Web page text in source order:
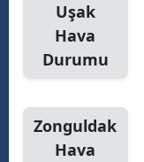
Uşak
Hava
Durumu
Zonguldak
Hava